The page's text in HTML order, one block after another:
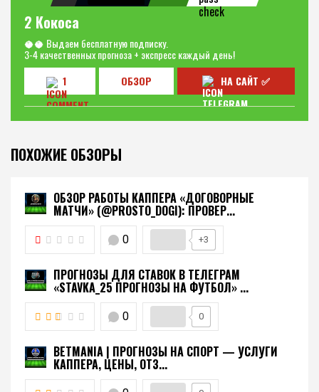
2 Кокоса
🥥🥥 Выдаем бесплатную подписку.
3-4 качественных прогноза + экспресс каждый день!
1
ОБЗОР НА САЙТ ✅
ПОХОЖИЕ ОБЗОРЫ
ОБЗОР РАБОТЫ КАППЕРА «ДОГОВОРНЫЕ
МАТЧИ» (@PROSTO_DOGI): ПРОВЕР...
0 +3
ПРОГНОЗЫ ДЛЯ СТАВОК В ТЕЛЕГРАМ
«STAVKA_25 ПРОГНОЗЫ НА ФУТБОЛ» ...
0 0
BETMANIA | ПРОГНОЗЫ НА СПОРТ — УСЛУГИ
КАППЕРА, ЦЕНЫ, ОТЗ...